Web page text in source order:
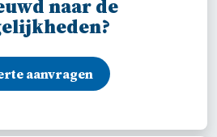
naar de
aanvragen